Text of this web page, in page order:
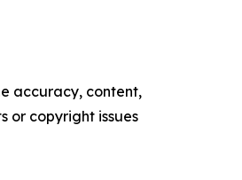
accuracy, content,
or copyright issues